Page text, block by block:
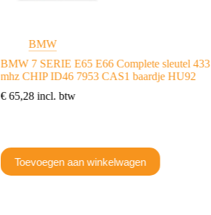
BMW
BMW 7 SERIE E65 E66 Complete sleutel 433
mhz CHIP ID46 7953 CAS1 baardje HU92
€65,28incl. btw
Toevoegen aan winkelwagen